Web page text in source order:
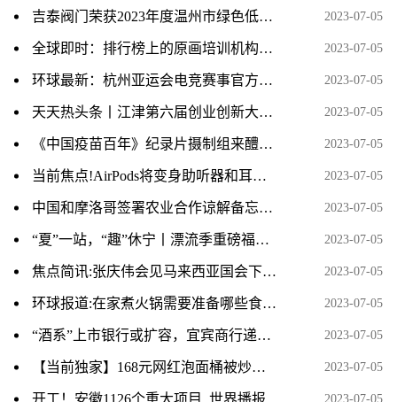
吉泰阀门荣获2023年度温州市绿色低碳工厂 2023-07-05
全球即时：排行榜上的原画培训机构课程价格一般学费多少 2023-07-05
环球最新：杭州亚运会电竞赛事官方用机 iQOO 11S 正式发布 2023-07-05
天天热头条丨江津第六届创业创新大赛复赛举行 15个项目胜出 2023-07-05
《中国疫苗百年》纪录片摄制组来醴取材 环球时快讯 2023-07-05
当前焦点!AirPods将变身助听器和耳温枪！下一代改为USB-C接口 2023-07-05
中国和摩洛哥签署农业合作谅解备忘录-世界观热点 2023-07-05
“夏”一站，“趣”休宁丨漂流季重磅福利来袭！冲冲冲！-世界热议 2023-07-05
焦点简讯:张庆伟会见马来西亚国会下议院副议长刘强燕一行 2023-07-05
环球报道:在家煮火锅需要准备哪些食材清单 2023-07-05
“酒系”上市银行或扩容，宜宾商行递表港交所 2023-07-05
【当前独家】168元网红泡面桶被炒至千元，深圳市监局回应 2023-07-05
2023-07-05